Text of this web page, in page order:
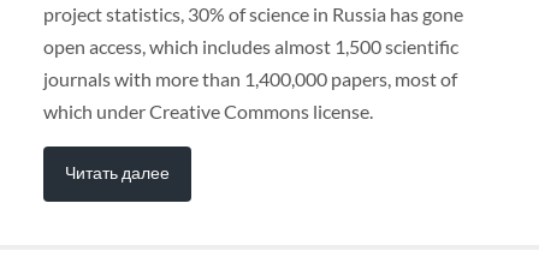
project statistics, 30% of science in Russia has gone
open access, which includes almost 1,500 scientific
journals with more than 1,400,000 papers, most of
which under Creative Commons license.
Читать далее